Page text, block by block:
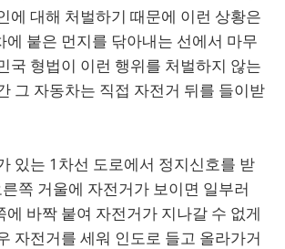
에 대해 처벌하기 때문에 이런 상황은
에 붙은 먼지를 닦아내는 선에서 마무
국 형법이 이런 행위를 처벌하지 않는
그 자동차는 직접 자전거 뒤를 들이받
있는 1차선 도로에서 정지신호를 받
쪽 거울에 자전거가 보이면 일부러
에 바짝 붙여 자전거가 지나갈 수 없게
자전거를 세워 인도로 들고 올라가거